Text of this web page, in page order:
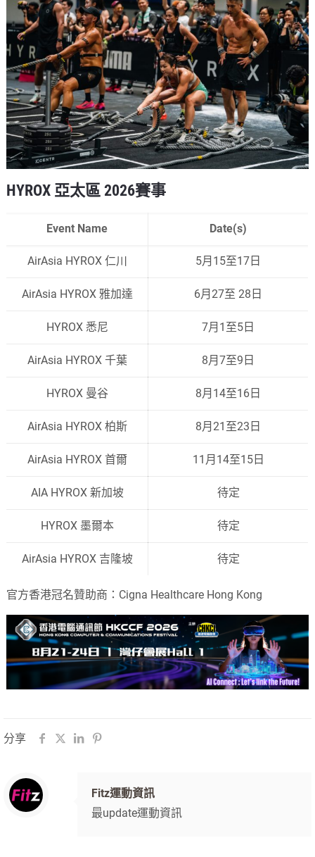
HYROX 亞太區2026賽事
Event Name Date(s)
AirAsia HYROX 仁川 5月15至17日
AirAsia HYROX 雅加達 6月27至 28日
HYROX 悉尼 7月1至5日
AirAsia HYROX 千葉 8月7至9日
HYROX 曼谷 8月14至16日
AirAsia HYROX 柏斯 8月21至23日
AirAsia HYROX 首爾 11月14至15日
AIA HYROX 新加坡 待定
HYROX 墨爾本 待定
AirAsia HYROX 吉隆坡 待定
官方香港冠名贊助商：Cigna Healthcare Hong Kong
分享
Fitz運動資訊
最update運動資訊